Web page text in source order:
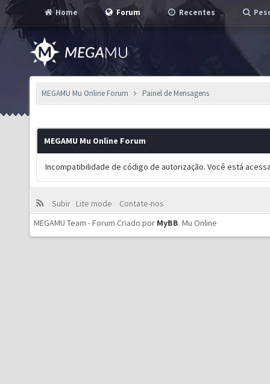
Home Forum Recentes
MEGAMU Mu Online Forum Painel de Mensagens
MEGAMU Mu Online Forum
Incompatibilidade de código de autorização. Você está
Subir Lite mode
Contate-nos
MEGAMU Team - Forum Criado por MyBB. Mu Online